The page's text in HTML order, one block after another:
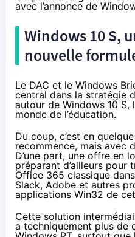
avec l’annonce de
Windows 10 S,
nouvelle
Le DAC et le Windows
central dans la stratégie
autour de Windows 10 S,
monde de l’éducation.
Du coup, c’est en
recommence, mais avec
D’une part, une offre en
préparant d’ailleurs
Office 365 classique
Slack, Adobe et autres
applications Win32 de
Cette solution
a techniquement plus de